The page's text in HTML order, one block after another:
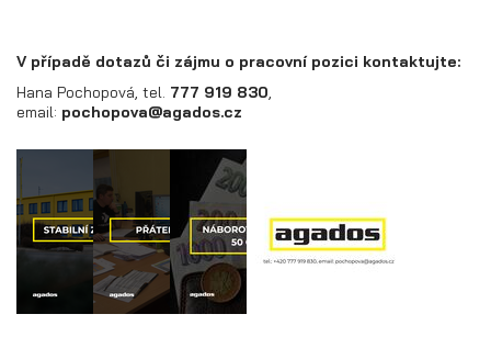
V případě dotazů či zájmu o pracovní pozici kontaktujte:
Hana Pochopová, tel. 777 919 830
email: pochopova@agados.cz